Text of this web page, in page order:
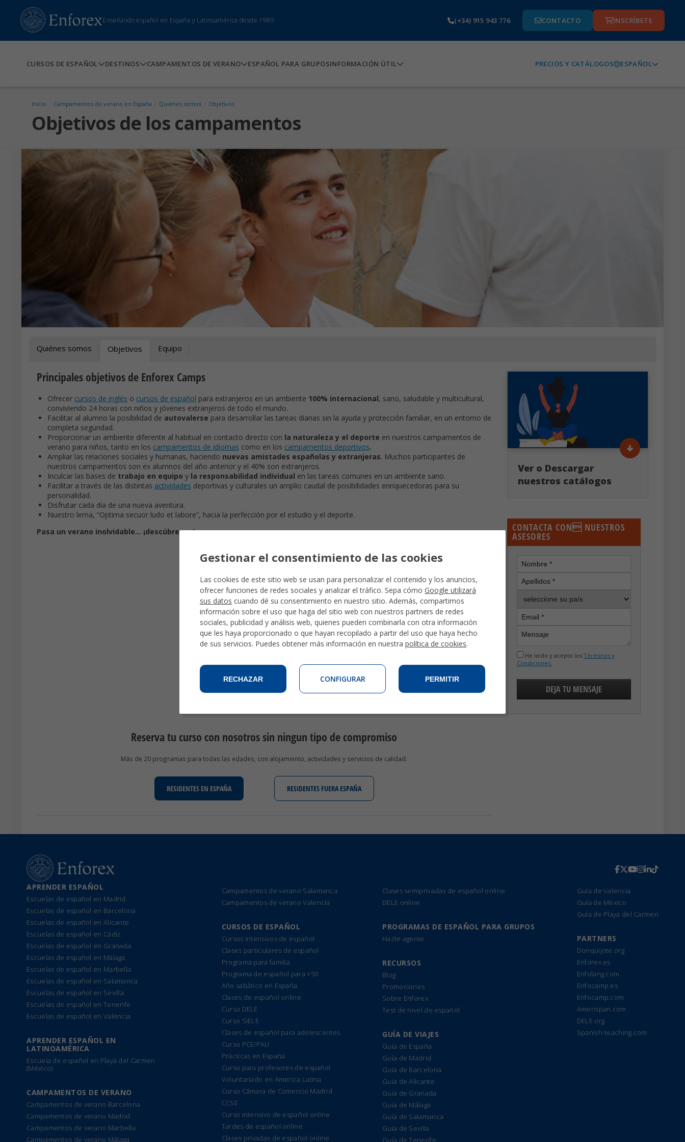
Enseñando español en España y Latinoamérica desde 1989 (+34) 915 943 776 CONTACTO INSCRÍBETE
CURSOS DE ESPAÑOL DESTINOS CAMPAMENTOS DE VERANO ESPAÑOL PARA GRUPOSINFORMACIÓN ÚTIL PRECIOS Y CATÁLOGOS ESPAÑOL
Inicio Campamentos de verano en España Quiénes somos Objetivos
Objetivos de los campamentos
Quiénes somos Objetivos Equipo
Principales objetivos de Enforex Camps
Ofrecer cursos de inglés o cursos de español para extranjeros en un ambiente 100% internacional, sano, saludable y multicultural,
conviviendo 24 horas con niños y jóvenes extranjeros de todo el mundo.
Facilitar al alumno la posibilidad de autovalerse para desarrollar las tareas diarias sin la ayuda y protección familiar, en un entorno de
completa seguridad.
Proporcionar un ambiente diferente al habitual en contacto directo con la naturaleza y el deporte en nuestros campamentos de
verano para niños, tanto en los campamentos de idiomas como en los campamentos deportivos.
Ampliar las relaciones sociales y humanas, haciendo nuevas amistades españolas y extranjeras. Muchos participantes de
nuestros campamentos son ex alumnos del año anterior y el 40% son extranjeros.
Inculcar las bases de trabajo en equipo y la responsabilidad individual en las tareas comunes en un ambiente sano.
Facilitar a través de las distintas actividades deportivas y culturales un amplio caudal de posibilidades enriquecedoras para su
personalidad.
Disfrutar cada día de una nueva aventura.
Nuestro lema, “Optima secuor ludo et labore”, hacia la perfección por el estudio y el deporte.
Pasa un verano inolvidable... ¡descúbrenos!
Ver o Descargar
nuestros catálogos
CONTACTA CON NUESTROS
ASESORES
He leido y acepto los Términos y
Condiciones.
Reserva tu curso con nosotros sin ningun tipo de compromiso
Más de 20 programas para todas las edades, con alojamiento, actividades y servicios de calidad.
RESIDENTES EN ESPAÑA RESIDENTES FUERA ESPAÑA
APRENDER ESPAÑOL
Escuelas de español en Madrid
Escuelas de español en Barcelona
Escuelas de español en Alicante
Escuelas de español en Cádiz
Escuelas de español en Granada
Escuelas de español en Málaga
Escuelas de español en Marbella
Escuelas de español en Salamanca
Escuelas de español en Sevilla
Escuelas de español en Tenerife
Escuelas de español en Valencia
APRENDER ESPAÑOL EN
LATINOAMÉRICA
Escuela de español en Playa del Carmen
(México)
CAMPAMENTOS DE VERANO
Campamentos de verano Barcelona
Campamentos de verano Madrid
Campamentos de verano Marbella
Campamentos de verano Málaga
Campamentos de verano Salamanca
Campamentos de verano Valencia
CURSOS DE ESPAÑOL
Cursos intensivos de español
Clases particulares de español
Programa para familia
Programa de español para +50
Año sabático en España
Clases de español online
Curso DELE
Curso SIELE
Clases de español para adolescentes
Curso PCE/PAU
Prácticas en España
Curso para profesores de español
Voluntariado en America Latina
Curso Cámara de Comercio Madrid
CCSE
Curso intensivo de español online
Tardes de español online
Clases privadas de español online
Clases semiprivadas de español online
DELE online
PROGRAMAS DE ESPAÑOL PARA GRUPOS
Hazte agente
RECURSOS
Blog
Promociones
Sobre Enforex
Test de nivel de español
GUÍA DE VIAJES
Guía de España
Guía de Madrid
Guía de Barcelona
Guía de Alicante
Guía de Granada
Guía de Málaga
Guía de Salamanca
Guía de Sevilla
Guía de Tenerife
Guía de Valencia
Guía de México
Guía de Playa del Carmen
PARTNERS
Donquijote.org
Enforex.es
Enfolang.com
Enfocamp.es
Enfocamp.com
Amerispan.com
DELE.org
Spanish-teaching.com
Gestionar el consentimiento de las cookies
Las cookies de este sitio web se usan para personalizar el contenido y los anuncios,
ofrecer funciones de redes sociales y analizar el tráfico. Sepa cómo Google utilizará
sus datos cuando dé su consentimiento en nuestro sitio. Además, compartimos
información sobre el uso que haga del sitio web con nuestros partners de redes
sociales, publicidad y análisis web, quienes pueden combinarla con otra información
que les haya proporcionado o que hayan recopilado a partir del uso que haya hecho
de sus servicios. Puedes obtener más información en nuestra política de cookies.
RECHAZAR CONFIGURAR PERMITIR